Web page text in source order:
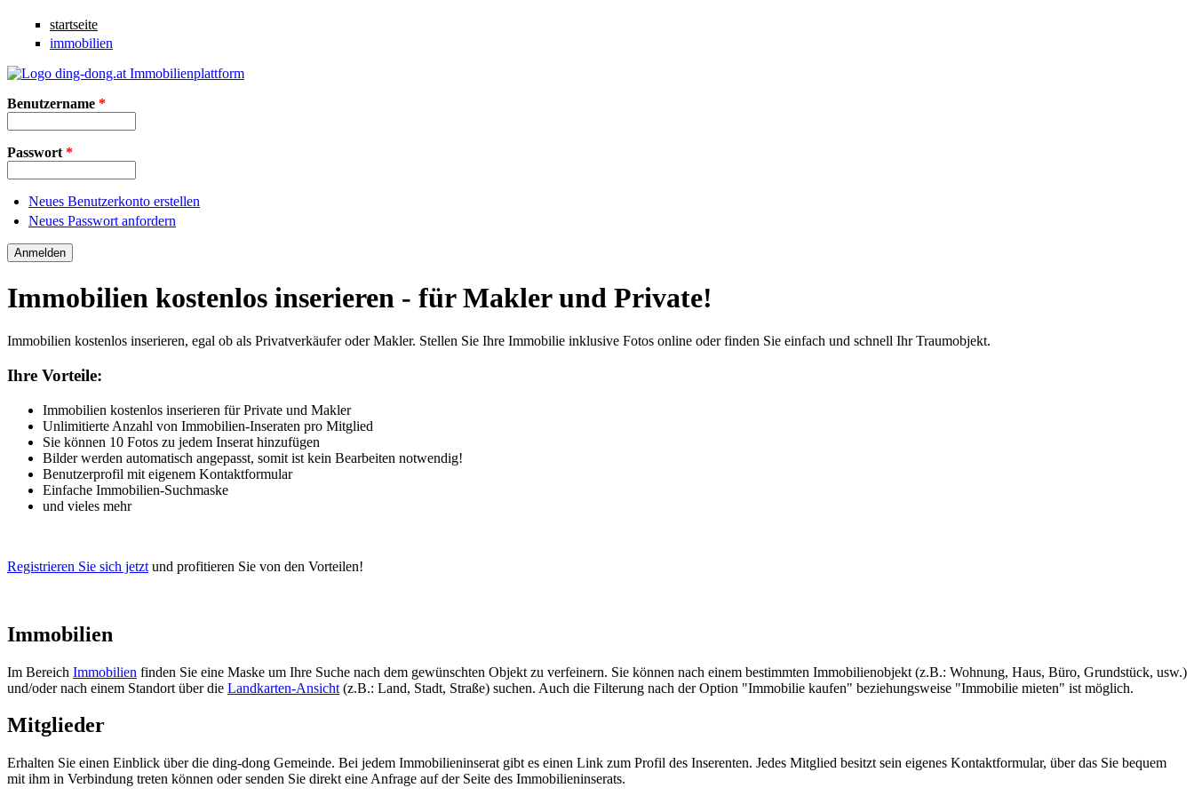
Direkt zum Inhalt
startseite
immobilien
Benutzername *
Passwort *
Neues Benutzerkonto erstellen
Neues Passwort anfordern
Immobilien kostenlos inserieren - für Makler und Private!
Immobilien kostenlos inserieren, egal ob als Privatverkäufer oder Makler. Stellen Sie Ihre Immobilie inklusive Fotos online oder finden Sie einfach und schnell Ihr Traumobjekt.
Ihre Vorteile:
Immobilien kostenlos inserieren für Private und Makler
Unlimitierte Anzahl von Immobilien-Inseraten pro Mitglied
Sie können 10 Fotos zu jedem Inserat hinzufügen
Bilder werden automatisch angepasst, somit ist kein Bearbeiten notwendig!
Benutzerprofil mit eigenem Kontaktformular
Einfache Immobilien-Suchmaske
und vieles mehr
Registrieren Sie sich jetzt und profitieren Sie von den Vorteilen!
Immobilien
Im Bereich Immobilien finden Sie eine Maske um Ihre Suche nach dem gewünschten Objekt zu verfeinern. Sie können nach einem bestimmten Immobilienobjekt (z.B.: Wohnung, Haus, Büro, Grundstück, usw.)
und/oder nach einem Standort über die Landkarten-Ansicht (z.B.: Land, Stadt, Straße) suchen. Auch die Filterung nach der Option "Immobilie kaufen" beziehungsweise "Immobilie mieten" ist möglich.
Mitglieder
Erhalten Sie einen Einblick über die ding-dong Gemeinde. Bei jedem Immobilieninserat gibt es einen Link zum Profil des Inserenten. Jedes Mitglied besitzt sein eigenes Kontaktformular, über das Sie bequem
mit ihm in Verbindung treten können oder senden Sie direkt eine Anfrage auf der Seite des Immobilieninserats.